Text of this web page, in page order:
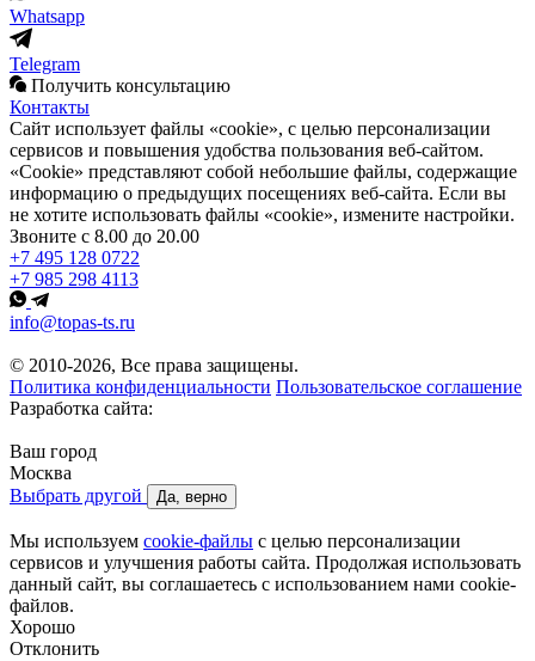
Whatsapp
Telegram
Получить консультацию
Контакты
Сайт использует файлы «cookie», с целью персонализации
сервисов и повышения удобства пользования веб-сайтом.
«Cookie» представляют собой небольшие файлы, содержащие
информацию о предыдущих посещениях веб-сайта. Если вы
не хотите использовать файлы «cookie», измените настройки.
Звоните с 8.00 до 20.00
+7 495 128 0722
+7 985 298 4113
info@topas-ts.ru
© 2010-2026, Все права защищены.
Политика конфиденциальности Пользовательское соглашение
Разработка сайта:
Ваш город
Москва
Выбрать другой
Да, верно
Мы используем cookie-файлы с целью персонализации
сервисов и улучшения работы сайта. Продолжая использовать
данный сайт, вы соглашаетесь с использованием нами cookie-
файлов.
Хорошо
Отклонить